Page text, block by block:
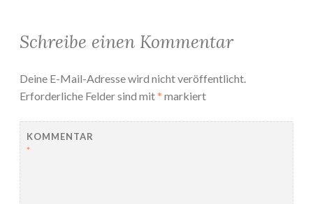
Schreibe einen Kommentar
Deine E-Mail-Adresse wird nicht veröffentlicht.
Erforderliche Felder sind mit* markiert
KOMMENTAR
*